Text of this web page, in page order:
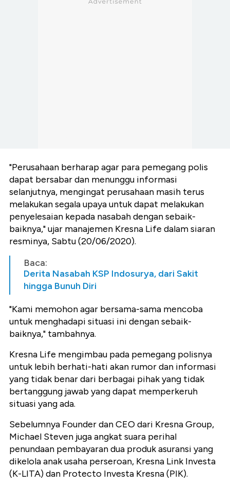
"Perusahaan berharap agar para pemegang polis
dapat bersabar dan menunggu informasi
selanjutnya, mengingat perusahaan masih terus
melakukan segala upaya untuk dapat melakukan
penyelesaian kepada nasabah dengan sebaik-
baiknya," ujar manajemen Kresna Life dalam siaran
resminya, Sabtu (20/06/2020).
Baca:
Derita Nasabah KSP Indosurya, dari Sakit
hingga Bunuh Diri
"Kami memohon agar bersama-sama mencoba
untuk menghadapi situasi ini dengan sebaik-
baiknya," tambahnya.
Kresna Life mengimbau pada pemegang polisnya
untuk lebih berhati-hati akan rumor dan informasi
yang tidak benar dari berbagai pihak yang tidak
bertanggung jawab yang dapat memperkeruh
situasi yang ada.
Sebelumnya Founder dan CEO dari Kresna Group,
Michael Steven juga angkat suara perihal
penundaan pembayaran dua produk asuransi yang
dikelola anak usaha perseroan, Kresna Link Investa
(K-LITA) dan Protecto Investa Kresna (PIK).